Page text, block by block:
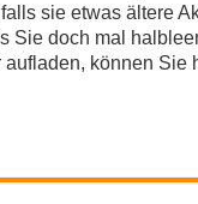
sie etwas ältere
Sie doch mal
können Sie